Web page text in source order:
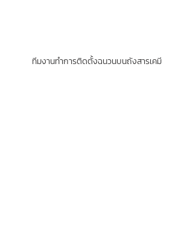
ทีมงานทำการติดตั้งฉนวนบนถังสารเคมี